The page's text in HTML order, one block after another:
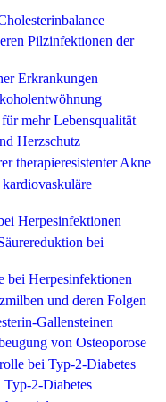
Pilzinfektionen der
Erkrankungen
mehr Lebensqualität
Herzschutz
therapieresistenter Akne
Herpesinfektionen
bei
bei Herpesinfektionen
und deren Folgen
Gallensteinen
von Osteoporose
bei Typ-2-Diabetes
2-Diabetes